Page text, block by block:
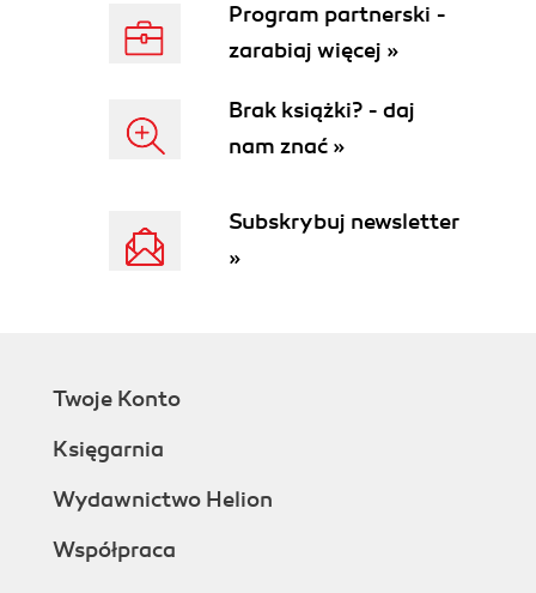
Program partnerski -
zarabiaj więcej »
Brak książki? - daj
nam znać »
Subskrybuj newsletter
»
Twoje Konto
Księgarnia
Wydawnictwo Helion
Współpraca